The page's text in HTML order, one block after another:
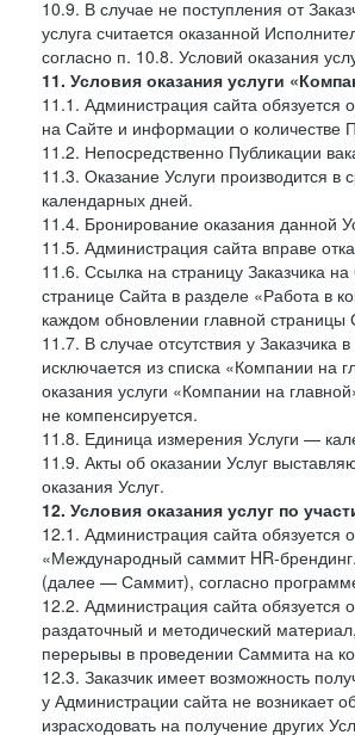
10.9. В случае не поступления от
услуга считается оказанной
согласно п. 10.8. Условий оказания
11. Условия оказания услуги
11.1. Администрация сайта обязуется
на Сайте и информации о количестве
11.2. Непосредственно Публикации
11.3. Оказание Услуги производится
календарных дней.
11.4. Бронирование оказания данной
11.5. Администрация сайта вправе
11.6. Ссылка на страницу Заказчика
странице Сайта в разделе «Работа в
каждом обновлении главной страницы
11.7. В случае отсутствия у
исключается из списка «Компании на
оказания услуги «Компании на
не компенсируется.
11.8. Единица измерения Услуги —
11.9. Акты об оказании Услуг
оказания Услуг.
12. Условия оказания услуг по
12.1. Администрация сайта обязуется
«Международный саммит HR-
(далее — Саммит), согласно
12.2. Администрация сайта
раздаточный и методический
перерывы в проведении Саммита на
12.3. Заказчик имеет возможность
у Администрации сайта не возникает
израсходовать на получение других